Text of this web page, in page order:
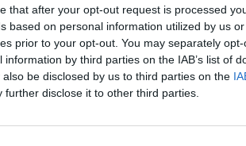
that after your opt-out request is processed
based on personal information utilized by us
prior to your opt-out. You may separately
by third parties on the IAB’s list of
be disclosed by us to third parties on the
further disclose it to other third parties.
kur užaugo N. Mandela.
esantį Mvezo kaimą. Jis
Mandela iš tikrųjų gimė Mvezo
kaime.